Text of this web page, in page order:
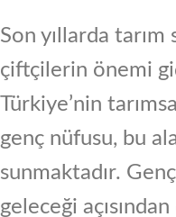
Son yıllarda
çiftçilerin önemi
Türkiye’nin
genç nüfusu, bu
sunmaktadır.
geleceği